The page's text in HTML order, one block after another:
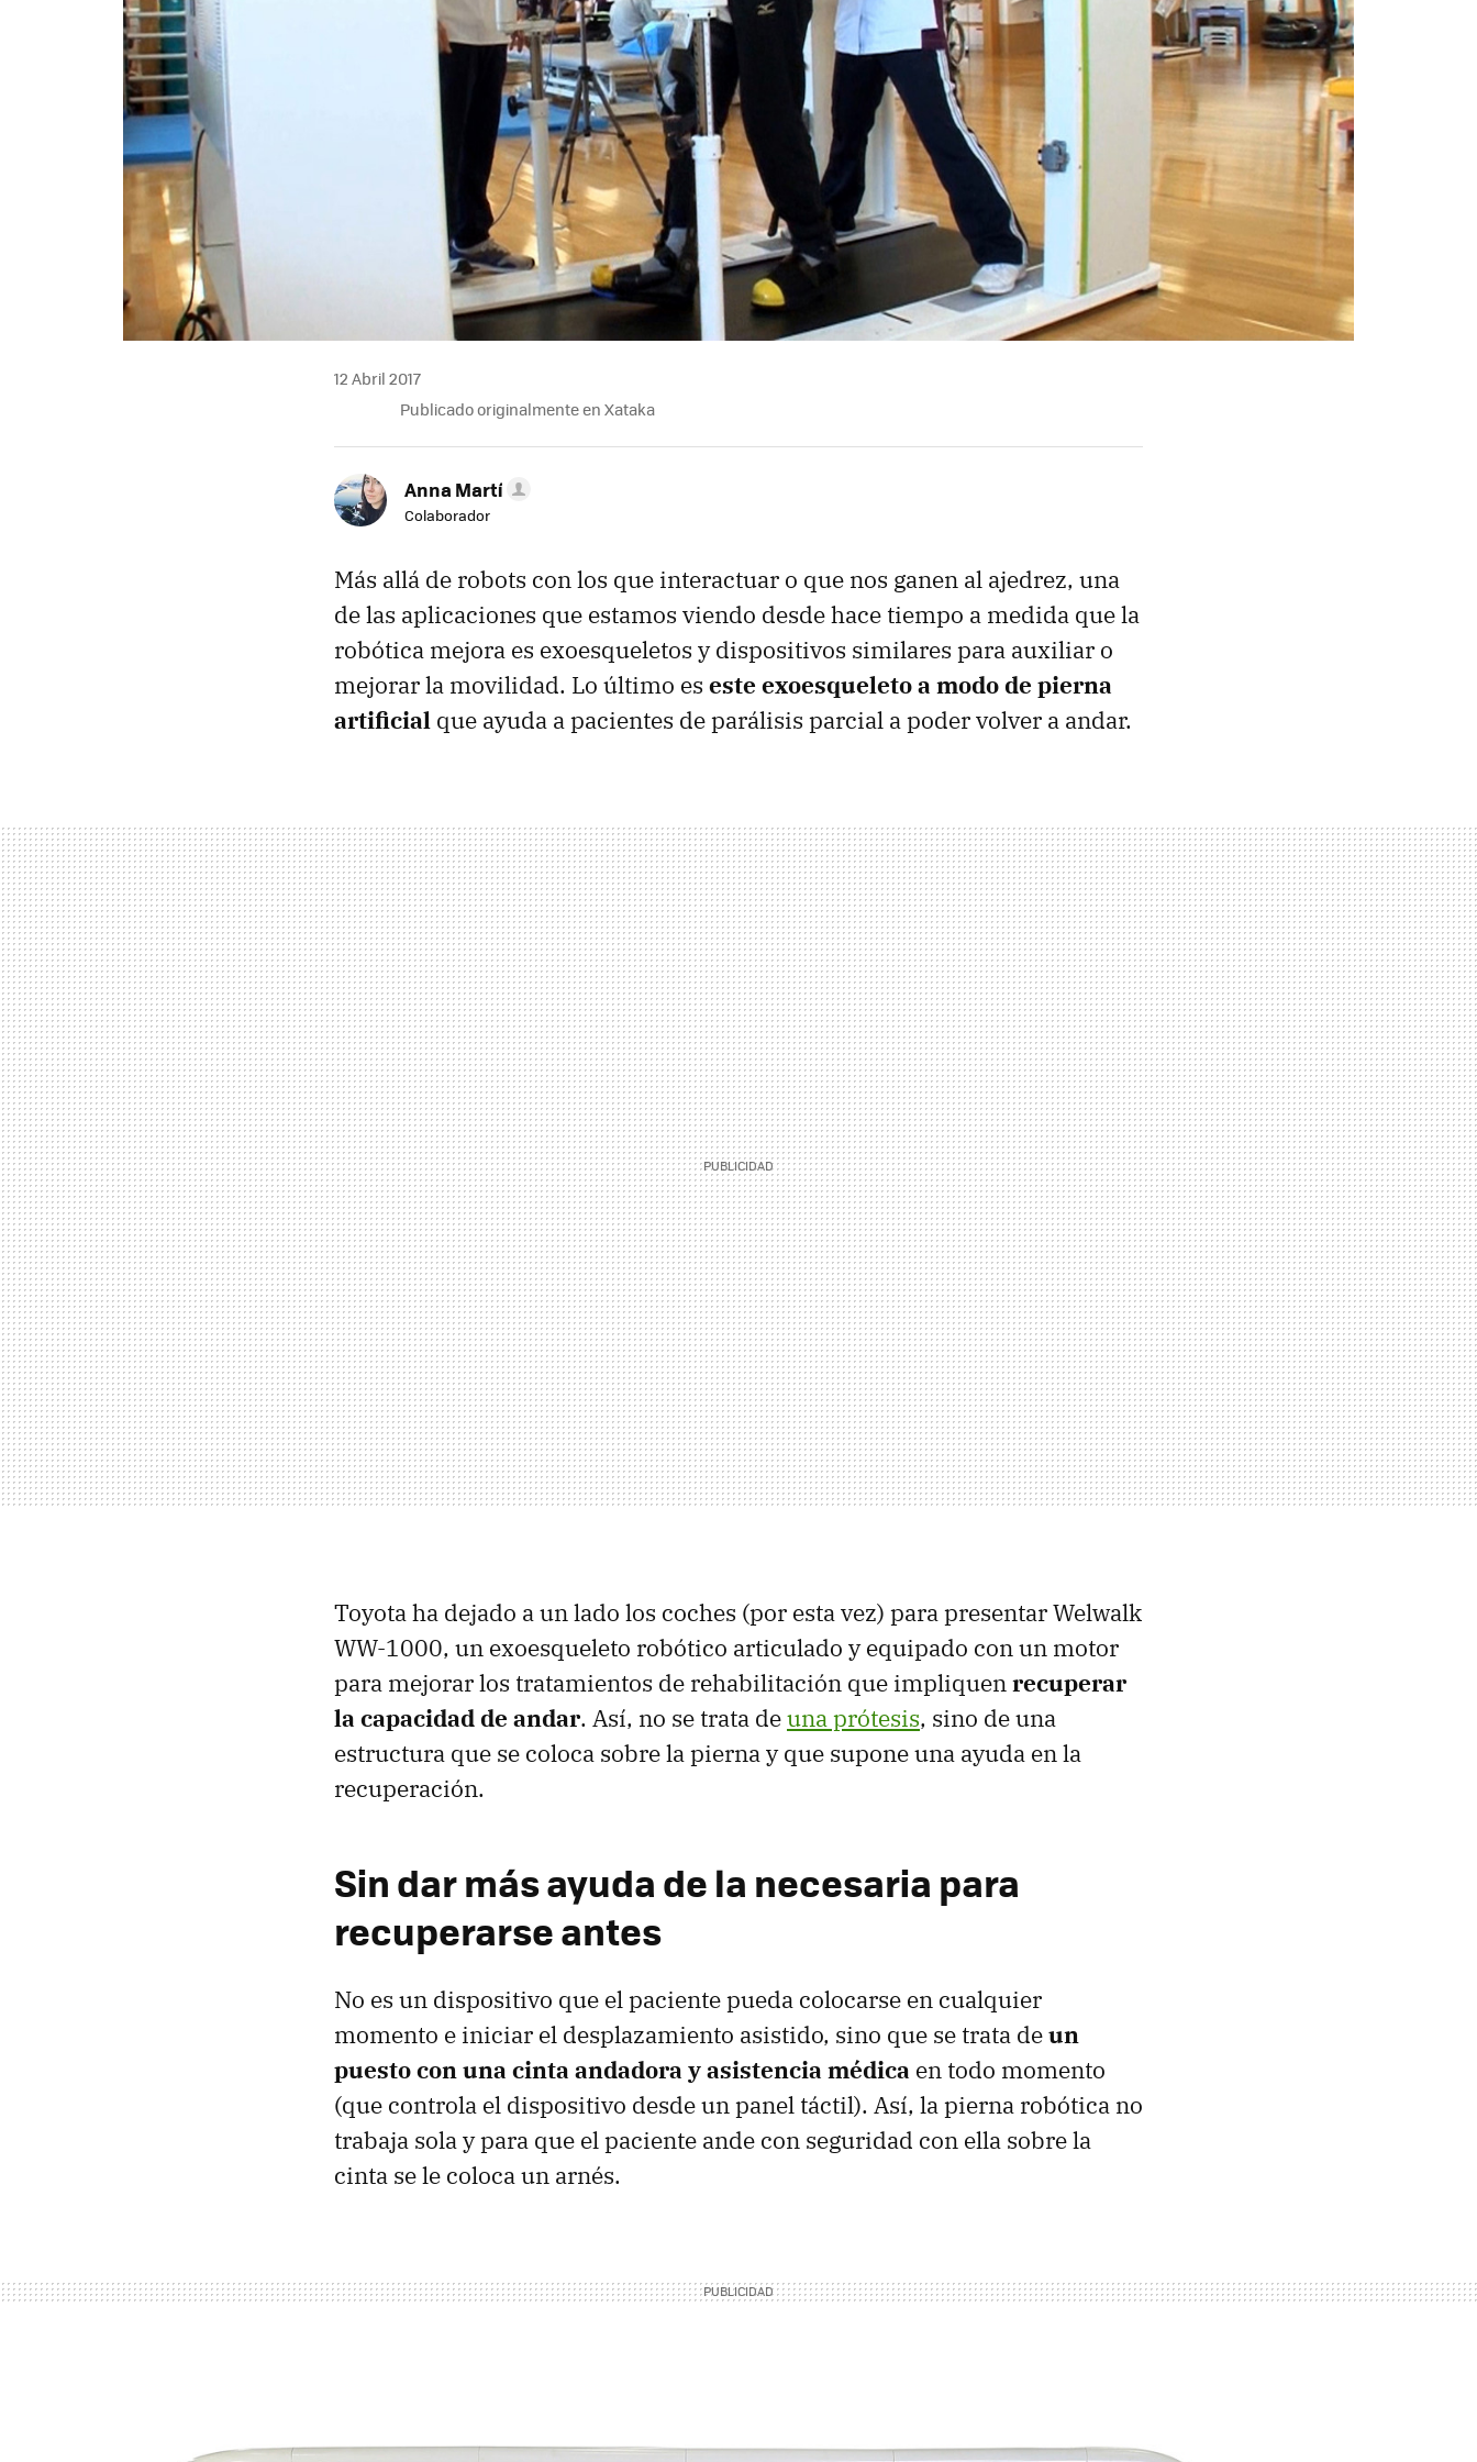
12 Abril 2017
Publicado originalmente en Xataka
Anna Martí
Colaborador
Más allá de robots con los que interactuar o que nos ganen al ajedrez, una
de las aplicaciones que estamos viendo desde hace tiempo a medida que la
robótica mejora es exoesqueletos y dispositivos similares para auxiliar o
mejorar la movilidad. Lo último es este exoesqueleto a modo de pierna
artificial que ayuda a pacientes de parálisis parcial a poder volver a andar.
Toyota ha dejado a un lado los coches (por esta vez) para presentar Welwalk
WW-1000, un exoesqueleto robótico articulado y equipado con un motor
para mejorar los tratamientos de rehabilitación que impliquenrecuperar
la capacidad de andar. Así, no se trata deuna prótesis, sino de una
estructura que se coloca sobre la pierna y que supone una ayuda en la
recuperación.
Sin dar más ayuda de la necesaria para
recuperarse antes
No es un dispositivo que el paciente pueda colocarse en cualquier
momento e iniciar el desplazamiento asistido, sino que se trata deun
puesto con una cinta andadora y asistencia médica en todo momento
(que controla el dispositivo desde un panel táctil). Así, la pierna robótica no
trabaja sola y para que el paciente ande con seguridad con ella sobre la
cinta se le coloca un arnés.